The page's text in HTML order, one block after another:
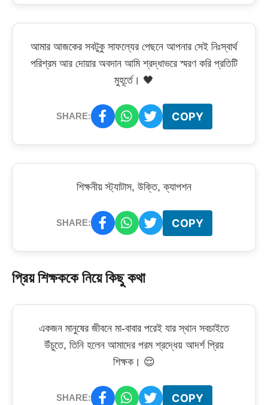
আমার আজকের সবটুকু সাফল্যের পেছনে আপনার সেই নিঃস্বার্থ
পরিশ্রম আর দোয়ার অবদান আমি শ্রদ্ধাভরে স্মরণ করি প্রতিটি
মুহূর্তে। 🖤
SHARE: COPY
শিক্ষনীয় স্ট্যাটাস, উক্তি, ক্যাপশন
SHARE: COPY
প্রিয় শিক্ষককে নিয়ে কিছু কথা
একজন মানুষের জীবনে মা-বাবার পরেই যার স্থান সবচাইতে
উঁচুতে, তিনি হলেন আমাদের পরম শ্রদ্ধেয় আদর্শ প্রিয়
শিক্ষক। 😌
SHARE: COPY